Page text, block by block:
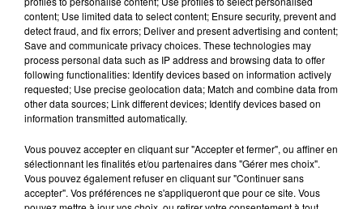
DERNIERS TITRES
20h58
20h58 20h53
20h53 20h50
20h50
content; Use limited data to select content; Ensure security, prevent and
detect fraud, and fix errors; Deliver and present advertising and content;
Save and communicate privacy choices. These technologies may
process personal data such as IP address and browsing data to offer
following functionalities: Identify devices based on information actively
requested; Use precise geolocation data; Match and combine data from
other data sources; Link different devices; Identify devices based on
information transmitted automatically.
Vous pouvez accepter en cliquant sur "Accepter et fermer", ou affiner en
sélectionnant les finalités et/ou partenaires dans "Gérer mes choix".
Vous pouvez également refuser en cliquant sur "Continuer sans
accepter". Vos préférences ne s'appliqueront que pour ce site. Vous